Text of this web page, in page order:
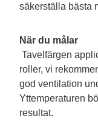
säkerställa bästa
När du målar
roller, vi
god ventilation
Yttemperaturen
resultat.